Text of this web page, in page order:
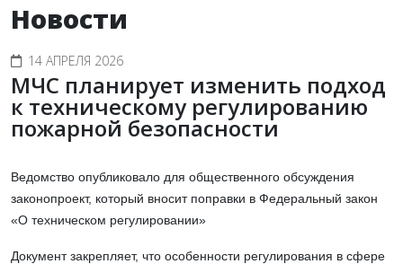
Новости
14 АПРЕЛЯ 2026
МЧС планирует изменить подход
к техническому регулированию
пожарной безопасности
Ведомство опубликовало для общественного обсуждения
законопроект, который вносит поправки в Федеральный закон
«О техническом регулировании»
Документ закрепляет, что особенности регулирования в сфере